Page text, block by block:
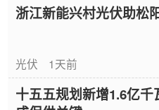
浙江新能兴村光伏助松
光伏 1天前
十五五规划新增1.6亿